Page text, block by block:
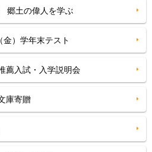
郷土の偉人を学ぶ
）学年末テスト
薦入試・入学説明会
庫寄贈